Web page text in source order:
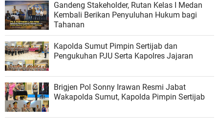
Gandeng Stakeholder, Rutan Kelas I Medan
Kembali Berikan Penyuluhan Hukum bagi
Tahanan
Kapolda Sumut Pimpin Sertijab dan
Pengukuhan PJU Serta Kapolres Jajaran
Brigjen Pol Sonny Irawan Resmi Jabat
Wakapolda Sumut, Kapolda Pimpin Sertijab